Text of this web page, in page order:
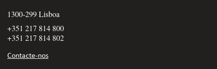
1300-299 Lisboa
+351 217 814 800
+351 217 814 802
Contacte-nos